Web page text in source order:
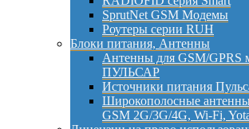
SprutNet GSM Модемы
Роутеры серии RUH
Блоки питания, Антенны
Антенны для GSM/
ПУЛЬСАР
Источники питания
Широкополосные антенны
GSM 2G/3G/4G, Wi-Fi,